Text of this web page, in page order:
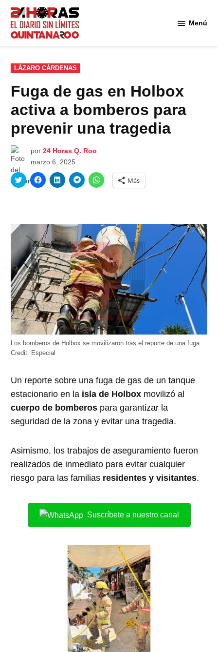
Saltar
contenido
Menú
PUBLICADO
EN
LÁZARO CÁRDENAS
Fuga de gas en Holbox
activa a bomberos para
prevenir una tragedia
por 24 Horas Q. Roo
marzo 6, 2025
Haz
clic
en
abre
una
ventana
nueva)
Haz
clic
en
abre
en
una
ventana
nueva)
Haz
clic
en
abre
en
una
ventana
nueva)
Haz
clic
en
abre
una
ventana
nueva)
Haz
clic
para
en
abre
en
una
ventana
nueva)
Más
Los bomberos de Holbox se movilizaron tras el reporte de una fuga.
Credit: Especial
Un reporte sobre una fuga de gas de un tanque
estacionario en la isla de Holbox movilizó al
cuerpo de bomberos para garantizar la
seguridad de la zona y evitar una tragedia.
Asimismo, los trabajos de aseguramiento fueron
realizados de inmediato para evitar cualquier
riesgo para las familias residentes y visitantes.
Suscríbete a nuestro canal